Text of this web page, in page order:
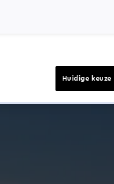
Huidige keuze